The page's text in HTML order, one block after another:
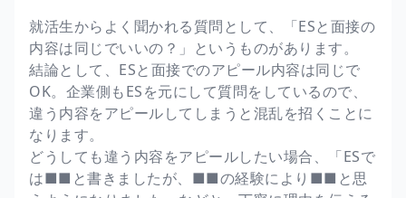
就活生からよく聞かれる質問として、「ESと面接の
内容は同じでいいの？」というものがあります。
結論として、ESと面接でのアピール内容は同じで
OK。企業側もESを元にして質問をしているので、
違う内容をアピールしてしまうと混乱を招くことに
なります。
どうしても違う内容をアピールしたい場合、「ESで
は■■と書きましたが、■■の経験により■■と思